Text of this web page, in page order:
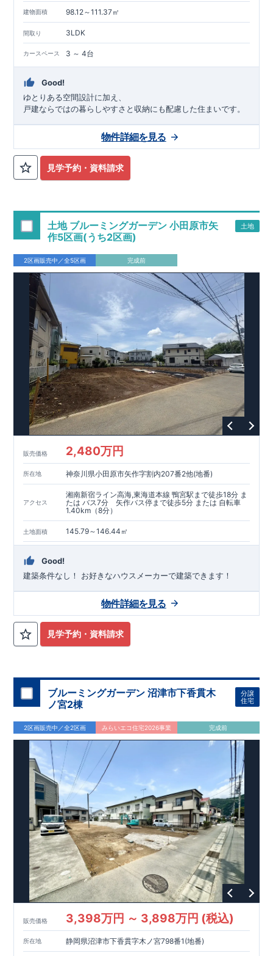
建物面積 98.12～111.37㎡
間取り 3LDK
カースペース 3 ～ 4台
Good!
ゆとりある空間設計に加え、
戸建ならではの暮らしやすさと収納にも配慮した住まいです。
見学予約・資料請求
物件詳細を見る
土地 ブルーミングガーデン 小田原市矢
作5区画(うち2区画)
土地
2区画販売中／全5区画 完成前
販売価格 2,480万円
所在地 神奈川県小田原市矢作字割内207番2他(地番)
アクセス
湘南新宿ライン高海,東海道本線 鴨宮駅まで徒歩18分 ま
たは バス7分 矢作バス停まで徒歩5分 または 自転車
1.40km（8分）
土地面積 145.79～146.44㎡
Good!
建築条件なし！ ​お好きなハウスメーカーで建築できます！
見学予約・資料請求
物件詳細を見る
ブルーミングガーデン 沼津市下香貫木
ノ宮2棟
分譲
住宅
2区画販売中／全2区画 みらいエコ住宅2026事業 完成前
販売価格 3,398万円 ～ 3,898万円 (税込)
所在地 静岡県沼津市下香貫字木ノ宮798番1(地番)